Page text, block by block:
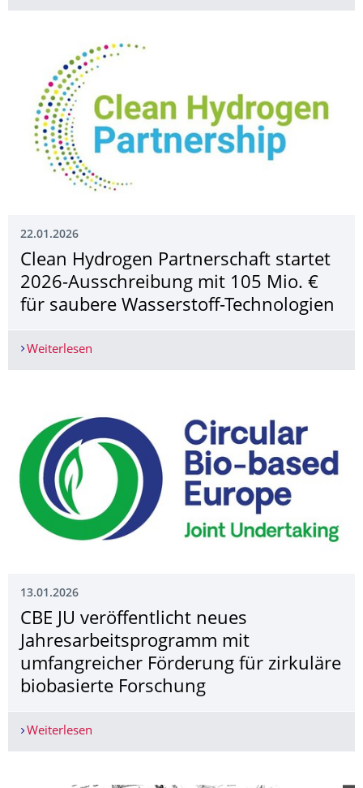
22.01.2026
Clean Hydrogen Partnerschaft startet
2026-Ausschreibung mit 105 Mio. €
für saubere Wasserstoff-Technologien
Weiterlesen
13.01.2026
CBE JU veröffentlicht neues
Jahresarbeitspro­gramm mit
umfangreicher Förderung für zirkuläre
biobasierte Forschung
Weiterlesen